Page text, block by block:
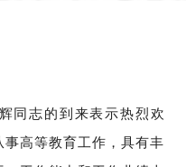
同志的到来表示热烈欢
高等教育工作，具有丰